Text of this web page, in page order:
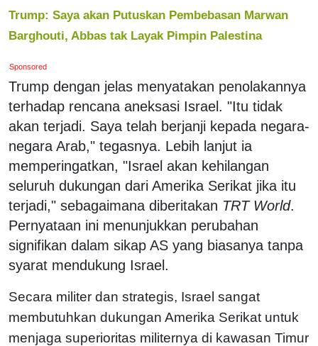
Trump: Saya akan Putuskan Pembebasan Marwan
Barghouti, Abbas tak Layak Pimpin Palestina
Sponsored
Trump dengan jelas menyatakan penolakannya
terhadap rencana aneksasi Israel. "Itu tidak
akan terjadi. Saya telah berjanji kepada negara-
negara Arab," tegasnya. Lebih lanjut ia
memperingatkan, "Israel akan kehilangan
seluruh dukungan dari Amerika Serikat jika itu
terjadi," sebagaimana diberitakan TRT World.
Pernyataan ini menunjukkan perubahan
signifikan dalam sikap AS yang biasanya tanpa
syarat mendukung Israel.
Secara militer dan strategis, Israel sangat
membutuhkan dukungan Amerika Serikat untuk
menjaga superioritas militernya di kawasan Timur